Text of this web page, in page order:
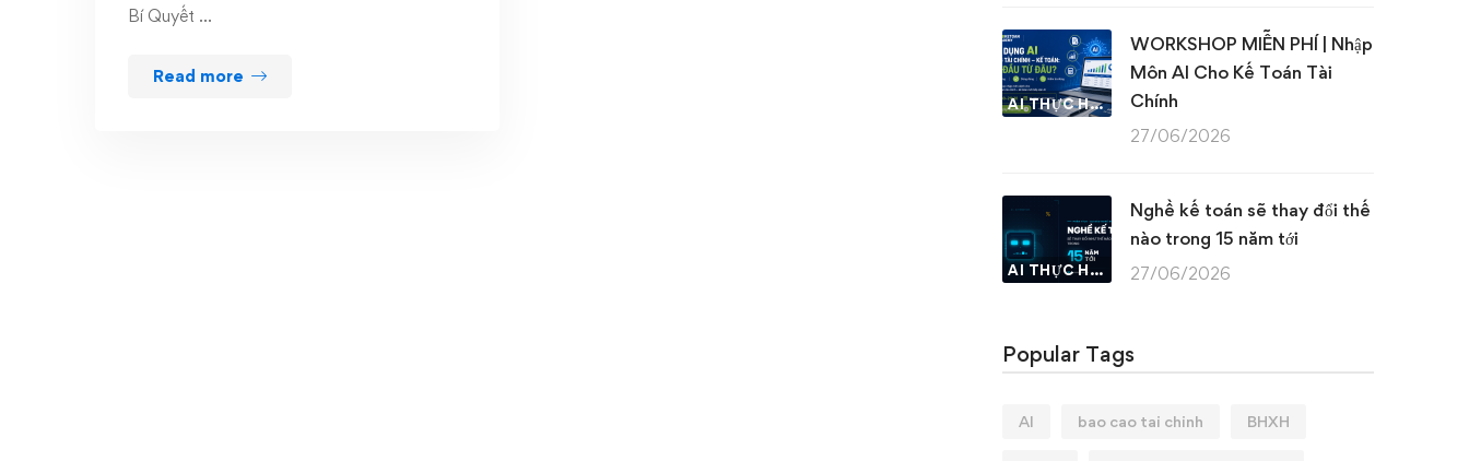
Bí Quyết …
Read more
AI THỰC HÀNH
WORKSHOP MIỄN PHÍ | Nhập
Môn AI Cho Kế Toán Tài
Chính
27/06/2026
AI THỰC HÀNH
Nghề kế toán sẽ thay đổi thế
nào trong 15 năm tới
27/06/2026
Popular Tags
AI bao cao tai chinh BHXH